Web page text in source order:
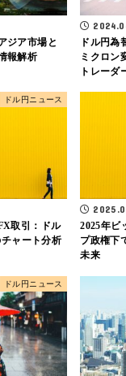
ジア市場と
報解析
ドル円為
ミクロン
トレーダ
ドル円ニュース
取引：ドル
ャート分析
2025年ビ
プ政権下
未来
ドル円ニュース